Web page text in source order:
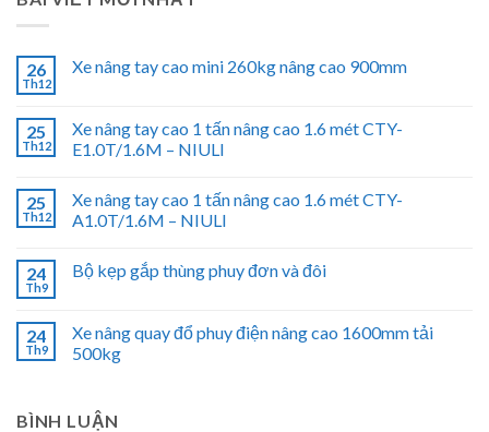
26
Th12
Xe nâng tay cao mini 260kg nâng cao 900mm
25
Th12
Xe nâng tay cao 1 tấn nâng cao 1.6 mét CTY-
E1.0T/1.6M – NIULI
25
Th12
Xe nâng tay cao 1 tấn nâng cao 1.6 mét CTY-
A1.0T/1.6M – NIULI
24
Th9
Bộ kẹp gắp thùng phuy đơn và đôi
24
Th9
Xe nâng quay đổ phuy điện nâng cao 1600mm tải
500kg
BÌNH LUẬN